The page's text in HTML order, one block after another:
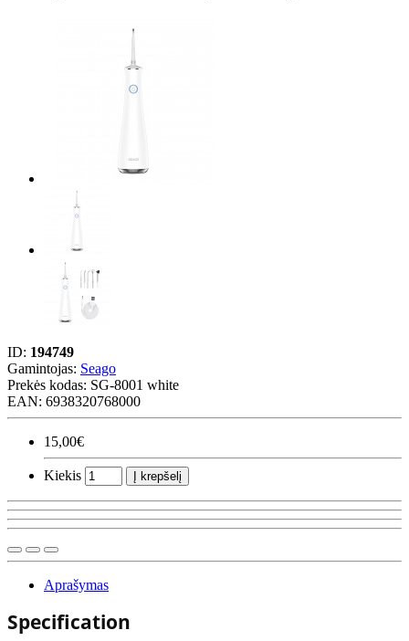
ID: 194749
Gamintojas: Seago
Prekės kodas: SG-8001 white
EAN: 6938320768000
15,00€
Kiekis Į krepšelį
Aprašymas
Specification